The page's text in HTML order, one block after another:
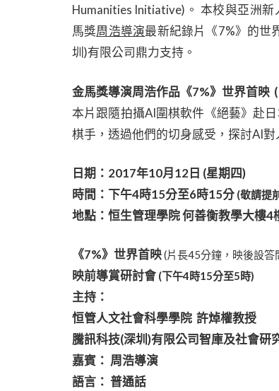
Humanities Initiative)。 本校與亞洲
馬獎周浩導演最新紀錄片《7%》的世
圳)有限公司鼎力支持。
金馬獎導演周浩作品《7%》世界首映
本片跟隨拍攝AI圍棋軟件《絕藝》赴
棋手，透過他們的切身感受，探討AI
日期：2017年10月12日 (星期四)
時間：下午4時15分至6時15分 (敬請提
地點：恒生管理學院 何善衡教學大樓4
《7%》世界首映(片長45分鐘，映後設答
映前導賞研討會 (下午4時15分至5時)
主持：
恒管人文社會科學學院 許焯權教授
騰訊科技(深圳)有限公司智庫及社會研
嘉賓： 周浩導演
語言： 普通話